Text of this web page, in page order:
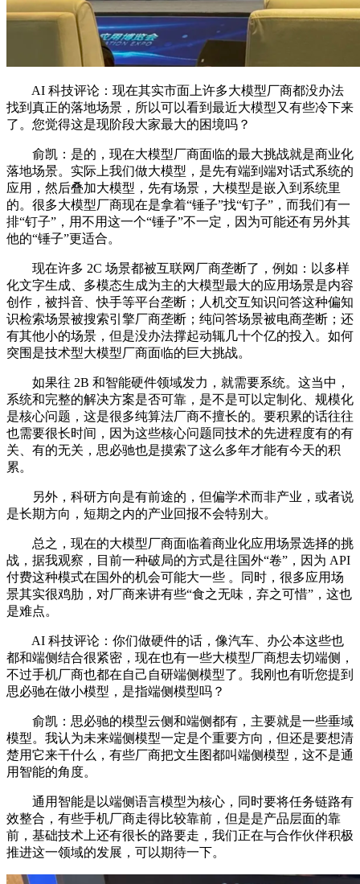
AI 科技评论：现在其实市面上许多大模型厂商都没办法
找到真正的落地场景，所以可以看到最近大模型又有些冷下来
了。您觉得这是现阶段大家最大的困境吗？
俞凯：是的，现在大模型厂商面临的最大挑战就是商业化
落地场景。实际上我们做大模型，是先有端到端对话式系统的
应用，然后叠加大模型，先有场景，大模型是嵌入到系统里
的。很多大模型厂商现在是拿着“锤子”找“钉子”，而我们有一
排“钉子”，用不用这一个“锤子”不一定，因为可能还有另外其
他的“锤子”更适合。
现在许多 2C 场景都被互联网厂商垄断了，例如：以多样
化文字生成、多模态生成为主的大模型最大的应用场景是内容
创作，被抖音、快手等平台垄断；人机交互知识问答这种偏知
识检索场景被搜索引擎厂商垄断；纯问答场景被电商垄断；还
有其他小的场景，但是没办法撑起动辄几十个亿的投入。如何
突围是技术型大模型厂商面临的巨大挑战。
如果往 2B 和智能硬件领域发力，就需要系统。这当中，
系统和完整的解决方案是否可靠，是不是可以定制化、规模化
是核心问题，这是很多纯算法厂商不擅长的。要积累的话往往
也需要很长时间，因为这些核心问题同技术的先进程度有的有
关、有的无关，思必驰也是摸索了这么多年才能有今天的积
累。
另外，科研方向是有前途的，但偏学术而非产业，或者说
是长期方向，短期之内的产业回报不会特别大。
总之，现在的大模型厂商面临着商业化应用场景选择的挑
战，据我观察，目前一种破局的方式是往国外“卷”，因为 API
付费这种模式在国外的机会可能大一些 。同时，很多应用场
景其实很鸡肋，对厂商来讲有些“食之无味，弃之可惜”，这也
是难点。
AI 科技评论：你们做硬件的话，像汽车、办公本这些也
都和端侧结合很紧密，现在也有一些大模型厂商想去切端侧，
不过手机厂商也都在自己自研端侧模型了。我刚也有听您提到
思必驰在做小模型，是指端侧模型吗？
俞凯：思必驰的模型云侧和端侧都有，主要就是一些垂域
模型。我认为未来端侧模型一定是个重要方向，但还是要想清
楚用它来干什么，有些厂商把文生图都叫端侧模型，这不是通
用智能的角度。
通用智能是以端侧语言模型为核心，同时要将任务链路有
效整合，有些手机厂商走得比较靠前，但是是产品层面的靠
前，基础技术上还有很长的路要走，我们正在与合作伙伴积极
推进这一领域的发展，可以期待一下。